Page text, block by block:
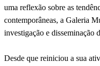
uma reflexão sobre as
contemporâneas, a Galeria
investigação e disseminação
Desde que reiniciou a sua